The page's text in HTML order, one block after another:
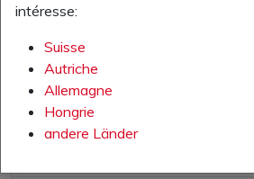
RECHERCHER LES
DES PRODUITS
intéresse:
Suisse
Autriche
Allemagne
Hongrie
andere Länder